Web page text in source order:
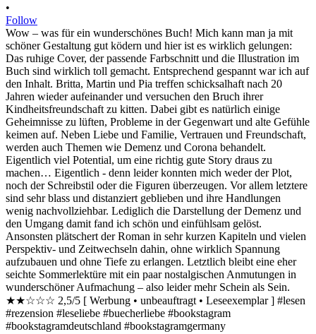
•
Follow
Wow – was für ein wunderschönes Buch! Mich kann man ja mit
schöner Gestaltung gut ködern und hier ist es wirklich gelungen:
Das ruhige Cover, der passende Farbschnitt und die Illustration im
Buch sind wirklich toll gemacht. Entsprechend gespannt war ich auf
den Inhalt. Britta, Martin und Pia treffen schicksalhaft nach 20
Jahren wieder aufeinander und versuchen den Bruch ihrer
Kindheitsfreundschaft zu kitten. Dabei gibt es natürlich einige
Geheimnisse zu lüften, Probleme in der Gegenwart und alte Gefühle
keimen auf. Neben Liebe und Familie, Vertrauen und Freundschaft,
werden auch Themen wie Demenz und Corona behandelt.
Eigentlich viel Potential, um eine richtig gute Story draus zu
machen… Eigentlich - denn leider konnten mich weder der Plot,
noch der Schreibstil oder die Figuren überzeugen. Vor allem letztere
sind sehr blass und distanziert geblieben und ihre Handlungen
wenig nachvollziehbar. Lediglich die Darstellung der Demenz und
den Umgang damit fand ich schön und einfühlsam gelöst.
Ansonsten plätschert der Roman in sehr kurzen Kapiteln und vielen
Perspektiv- und Zeitwechseln dahin, ohne wirklich Spannung
aufzubauen und ohne Tiefe zu erlangen. Letztlich bleibt eine eher
seichte Sommerlektüre mit ein paar nostalgischen Anmutungen in
wunderschöner Aufmachung – also leider mehr Schein als Sein.
★★☆☆☆ 2,5/5 [ Werbung • unbeauftragt • Leseexemplar ] #lesen
#rezension #leseliebe #buecherliebe #bookstagram
#bookstagramdeutschland #bookstagramgermany